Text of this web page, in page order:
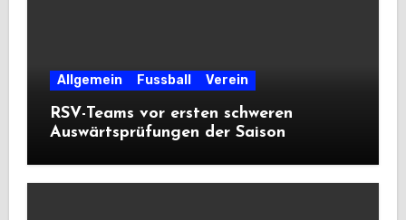
Allgemein Fussball Verein
RSV-Teams vor ersten schweren
Auswärtsprüfungen der Saison